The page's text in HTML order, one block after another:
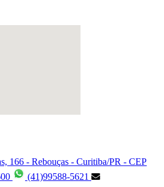
166 - Rebouças - Curitiba/PR - CEP
(41)99588-5621